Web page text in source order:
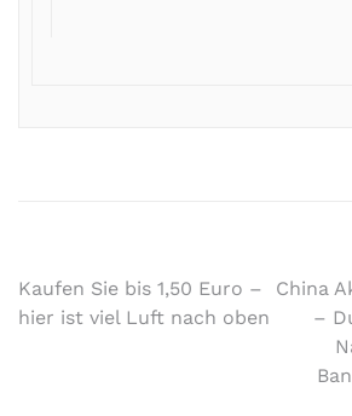
Kaufen Sie bis 1,50 Euro –
hier ist viel Luft nach oben
China
–